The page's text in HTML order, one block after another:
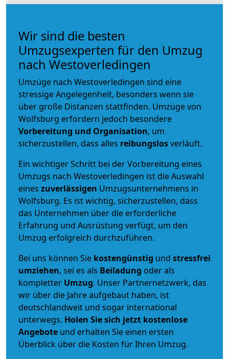
Wir sind die besten
Umzugsexperten für den Umzug
nach Westoverledingen
Umzüge nach Westoverledingen sind eine
stressige Angelegenheit, besonders wenn sie
über große Distanzen stattfinden. Umzüge von
Wolfsburg erfordern jedoch besondere
Vorbereitung und Organisation, um
sicherzustellen, dass alles reibungslosverläuft.
Ein wichtiger Schritt bei der Vorbereitung eines
Umzugs nach Westoverledingen ist die Auswahl
eines zuverlässigen Umzugsunternehmens in
Wolfsburg. Es ist wichtig, sicherzustellen, dass
das Unternehmen über die erforderliche
Erfahrung und Ausrüstung verfügt, um den
Umzug erfolgreich durchzuführen.
Bei uns können Sie kostengünstig und stressfrei
umziehen, sei es als Beiladung oder als
kompletter Umzug. Unser Partnernetzwerk, das
wir über die Jahre aufgebaut haben, ist
deutschlandweit und sogar international
unterwegs. Holen Sie sich jetzt kostenlose
Angebote und erhalten Sie einen ersten
Überblick über die Kosten für Ihren Umzug.